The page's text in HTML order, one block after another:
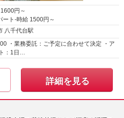
1600円～
ート-時給 1500円～
八千代台駅
・業務委託：ご予定に合わせて決定 ・ア
：1日…
詳細を見る